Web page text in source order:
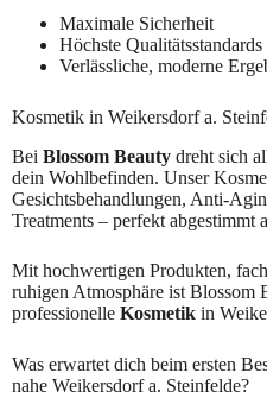
Maximale Sicherheit
Höchste Qualitätsstandards
Verlässliche, moderne
Kosmetik in Weikersdorf a.
Bei Blossom Beauty dreht sich
dein Wohlbefinden. Unser
Gesichtsbehandlungen, Anti-
Treatments – perfekt abgestimmt
Mit hochwertigen Produkten,
ruhigen Atmosphäre ist Blossom
professionelle Kosmetik in
Was erwartet dich beim ersten
nahe Weikersdorf a. Steinfelde?